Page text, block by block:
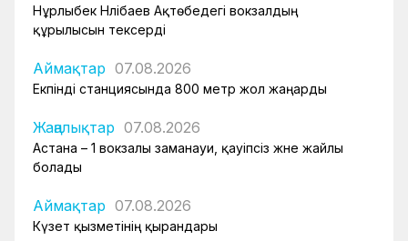
Нұрлыбек Нәлібаев Ақтөбедегі вокзалдың
құрылысын тексерді
Аймақтар 07.08.2026
Екпінді станциясында 800 метр жол жаңарды
Жаңалықтар 07.08.2026
Астана – 1 вокзалы заманауи, қауіпсіз және жайлы
болады
Аймақтар 07.08.2026
Күзет қызметінің қырандары